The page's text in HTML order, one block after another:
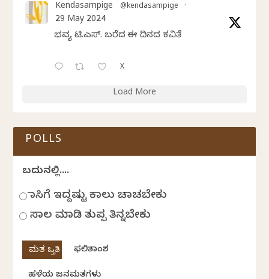
Kendasampige @kendasampige ·
29 May 2024
ಭವ್ಯ ಟಿ.ಎಸ್. ಬರೆದ ಈ ದಿನದ ಕವಿತೆ
X
Load More
POLLS
ಬದುಕಿನಲ್ಲಿ....
ಹಾಸಿಗೆ ಇದ್ದಷ್ಟು ಕಾಲು ಚಾಚಬೇಕು
ಸಾಲ ಮಾಡಿ ತುಪ್ಪ ತಿನ್ನಬೇಕು
ಫಲಿತಾಂಶ
ಹಳೆಯ ಜನಮತಗಳು